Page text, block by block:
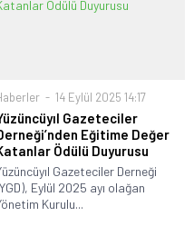
14 Eylül 2025 14:17
Gazeteciler
Eğitime Değer
Ödülü Duyurusu
Gazeteciler Derneği
Eylül 2025 ayı olağan
Kurulu...